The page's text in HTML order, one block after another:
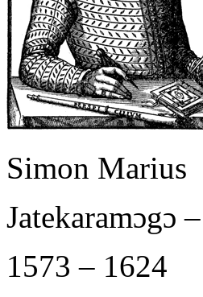
Simon Marius
Jatekaramɔgɔ
1573 – 1624